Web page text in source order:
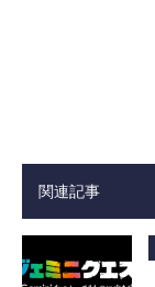
関連記事